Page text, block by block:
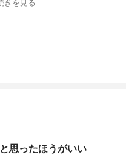
きを見る
思ったほうがいい